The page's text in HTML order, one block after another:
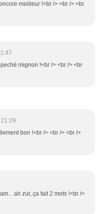
meilleur !<br /> <br /> <br
mignon !<br /> <br /> <br
bon !<br /> <br /> <br />
ah zut, ça fait 2 mots !<br />